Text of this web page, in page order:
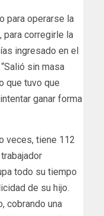
para operarse la
para corregirle la
ingresado en el
sin masa
que tuvo que
ganar forma
veces, tiene 112
todo su tiempo
de su hijo.
cobrando una